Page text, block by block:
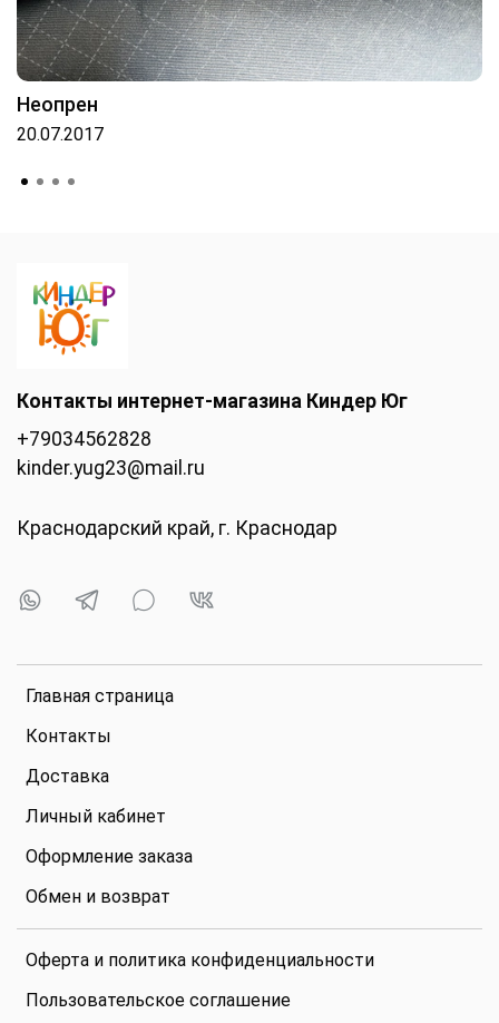
Неопрен
20.07.2017
Главная страница
Контакты
Доставка
Личный кабинет
Оформление заказа
Обмен и возврат
Оферта и политика конфиденциальности
Пользовательское соглашение
Контакты интернет-магазина Киндер Юг
+79034562828
kinder.yug23@mail.ru
Краснодарский край, г. Краснодар